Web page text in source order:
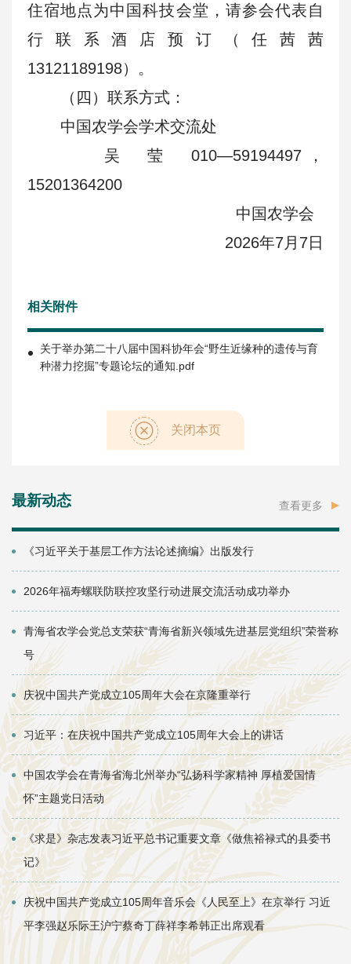
住宿地点为中国科技会堂，请参会代表自
行联系酒店预订（任茜茜
13121189198）。
（四）联系方式：
中国农学会学术交流处
吴 莹 010—59194497，
15201364200
中国农学会
2026年7月7日
相关附件
关于举办第二十八届中国科协年会“野生近缘种的遗传与育
种潜力挖掘”专题论坛的通知.pdf
关闭本页
查看更多
最新动态
《习近平关于基层工作方法论述摘编》出版发行
2026年福寿螺联防联控攻坚行动进展交流活动成功举办
青海省农学会党总支荣获“青海省新兴领域先进基层党组织”荣誉称
号
庆祝中国共产党成立105周年大会在京隆重举行
习近平：在庆祝中国共产党成立105周年大会上的讲话
中国农学会在青海省海北州举办“弘扬科学家精神 厚植爱国情
怀”主题党日活动
《求是》杂志发表习近平总书记重要文章《做焦裕禄式的县委书
记》
庆祝中国共产党成立105周年音乐会《人民至上》在京举行 习近
平李强赵乐际王沪宁蔡奇丁薛祥李希韩正出席观看